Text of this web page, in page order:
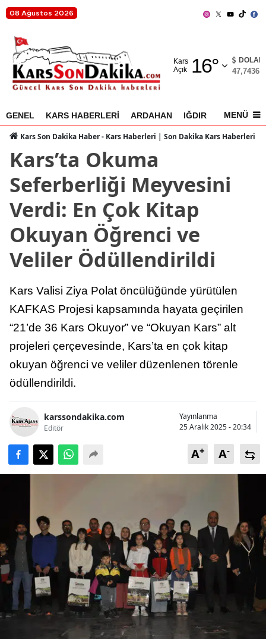
08 Ağustos 2026
Kars
Açık
16°
Adıyaman
Ağrı
Amasya
Antalya
Artvin
Aydın
Balıkesir
Bingöl
Bitlis
Bolu
Bursa
Çanakkale
Çankırı
Çorum
Diyarbakır
Edirne
Elazığ
Erzincan
Erzurum
DOLAR
47,7436
GENEL KARS HABERLERİ ARDAHAN IĞDIR AKYAKA
MENÜ
Kars Son Dakika Haber - Kars Haberleri | Son Dakika Kars Haberleri
Kars’ta Okuma
Seferberliği Meyvesini
Verdi: En Çok Kitap
Okuyan Öğrenci ve
Veliler Ödüllendirildi
Kars Valisi Ziya Polat öncülüğünde yürütülen
KAFKAS Projesi kapsamında hayata geçirilen
“21’de 36 Kars Okuyor” ve “Okuyan Kars” alt
projeleri çerçevesinde, Kars’ta en çok kitap
okuyan öğrenci ve veliler düzenlenen törenle
ödüllendirildi.
karssondakika.com
Editör
Yayınlanma
25 Aralık 2025 - 20:34
A+ A-